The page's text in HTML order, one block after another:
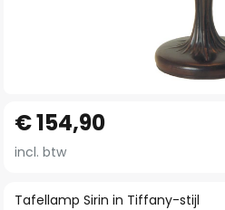
naar
het
van
Tafellamp Sirin in Tiffany-stijl
€ 154,90
incl. btw